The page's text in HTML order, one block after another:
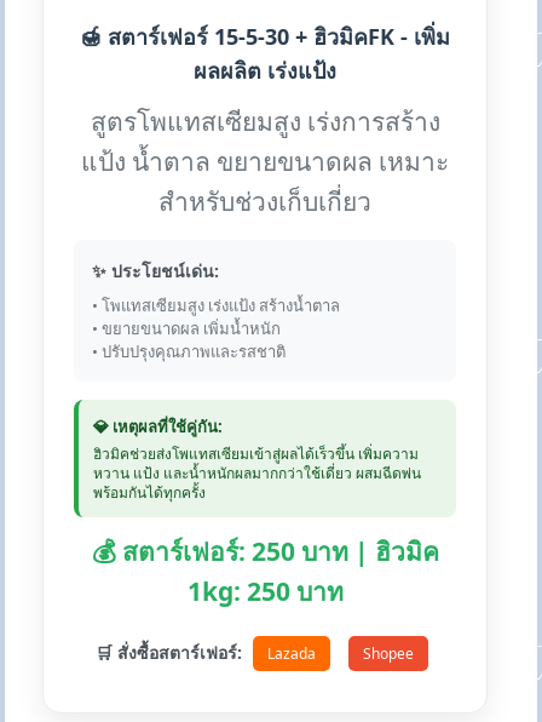
🍯 สตาร์เฟอร์ 15-5-30 + ฮิวมิคFK - เพิ่ม
ผลผลิต เร่งแป้ง
สูตรโพแทสเซียมสูง เร่งการสร้าง
แป้ง น้ำตาล ขยายขนาดผล เหมาะ
สำหรับช่วงเก็บเกี่ยว
✨ ประโยชน์เด่น:
• โพแทสเซียมสูง เร่งแป้ง สร้างน้ำตาล
• ขยายขนาดผล เพิ่มน้ำหนัก
• ปรับปรุงคุณภาพและรสชาติ
💎 เหตุผลที่ใช้คู่กัน:
ฮิวมิคช่วยส่งโพแทสเซียมเข้าสู่ผลได้เร็วขึ้น เพิ่มความ
หวาน แป้ง และน้ำหนักผลมากกว่าใช้เดี่ยว ผสมฉีดพ่น
พร้อมกันได้ทุกครั้ง
💰 สตาร์เฟอร์: 250 บาท | ฮิวมิค
1kg: 250 บาท
🛒 สั่งซื้อสตาร์เฟอร์: Lazada Shopee